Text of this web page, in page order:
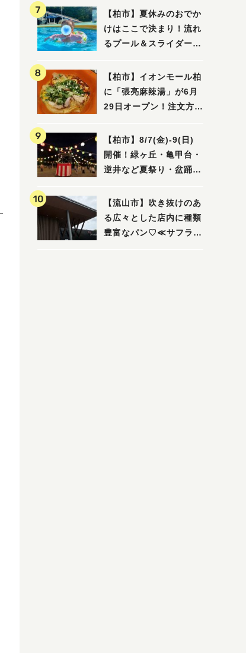
【柏市】夏休みのおでか
けはここで決まり！流れ
るプール＆スライダーに
ル」を親子で満喫してき
ました！
【柏市】イオンモール柏
に「張亮麻辣湯」が6月
29日オープン！注文方法
ビュー
【柏市】8/7(金)‐9(日)
開催！緑ヶ丘・亀甲台・
逆井など夏祭り・盆踊り
【流山市】吹き抜けのあ
る広々とした店内に種類
豊富なパン♡≪サフラン